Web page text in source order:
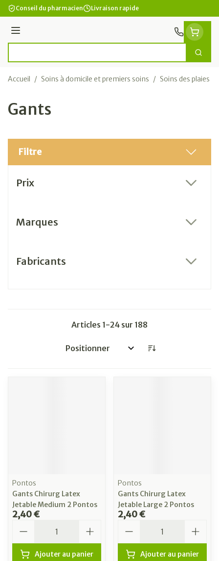
Aller au contenu
Conseil du pharmacien Livraison rapide
Menu
Accueil / Soins à domicile et premiers soins / Soins des plaies
Gants
Filtre
Prix
Marques
Fabricants
Articles 1-24 sur 188
Trier par:
Pontos
Gants Chirurg Latex
Jetable Medium 2 Pontos
2,40 €
Ajouter au panier
Pontos
Gants Chirurg Latex
Jetable Large 2 Pontos
2,40 €
Ajouter au panier